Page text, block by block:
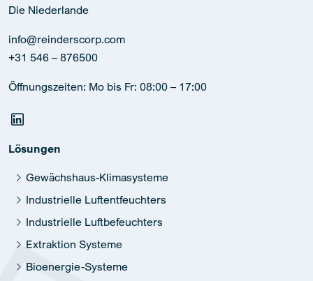
Die Niederlande
info@reinderscorp.com
+31 546 – 876500
Öffnungszeiten: Mo bis Fr: 08:00 – 17:00
Lösungen
Gewächshaus-Klimasysteme
Industrielle Luftentfeuchters
Industrielle Luftbefeuchters
Extraktion Systeme
Bioenergie-Systeme